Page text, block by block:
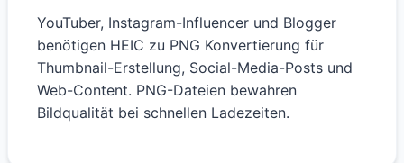
YouTuber, Instagram-Influencer und Blogger
benötigen HEIC zu PNG Konvertierung für
Thumbnail-Erstellung, Social-Media-Posts und
Web-Content. PNG-Dateien bewahren
Bildqualität bei schnellen Ladezeiten.